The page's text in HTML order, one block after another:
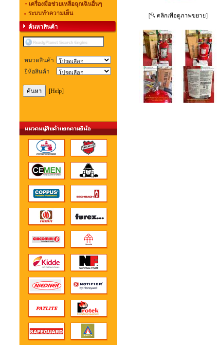
เครื่องมือช่วยเหลือฉุกเฉินอื่นๆ
ระบบทำความเย็น
ค้นหาสินค้า
หมวดสินค้า
ยี่ห้อสินค้า
[Help]
[ คลิกเพื่อดูภาพขยาย]